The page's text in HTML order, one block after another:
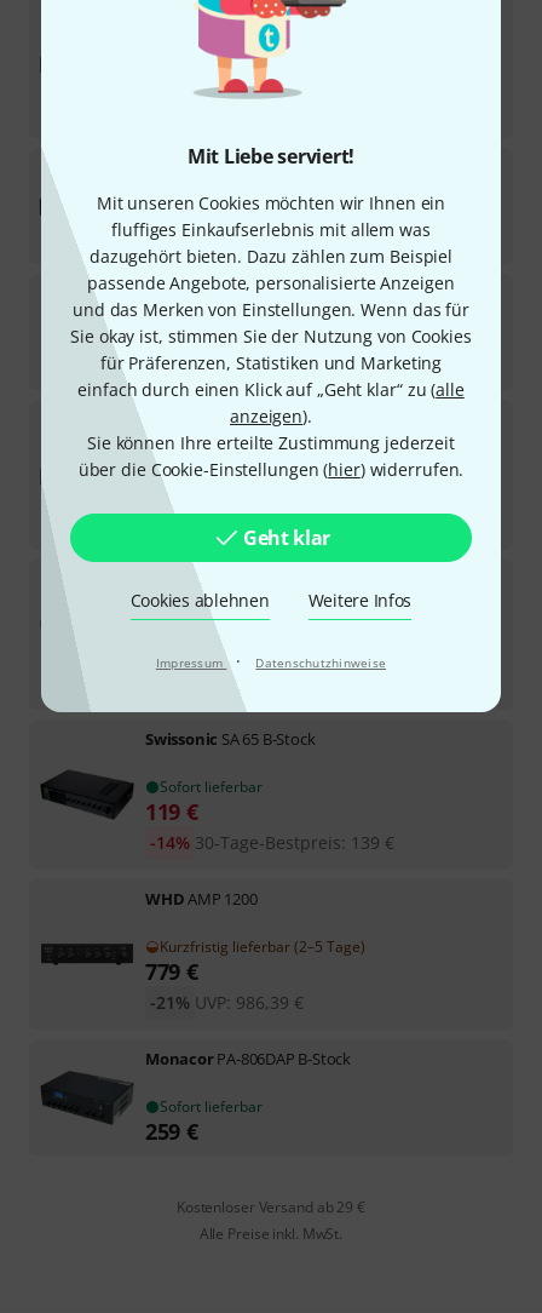
Mit Liebe serviert!
Mit unseren Cookies möchten wir Ihnen ein
fluffiges Einkaufserlebnis mit allem was
dazugehört bieten. Dazu zählen zum Beispiel
passende Angebote, personalisierte Anzeigen
und das Merken von Einstellungen. Wenn das für
Sie okay ist, stimmen Sie der Nutzung von Cookies
für Präferenzen, Statistiken und Marketing
einfach durch einen Klick auf „Geht klar“ zu (alle
anzeigen).
Sie können Ihre erteilte Zustimmung jederzeit
über die Cookie-Einstellungen (hier) widerrufen.
Geht klar
Cookies ablehnen Weitere Infos
Impressum · Datenschutzhinweise
MonacorPA-M412
Sofort lieferbar
LAB GruppenCMA1201
Sofort lieferbar
359 €
DAP-AudioZA-9250VDAB B-Stock
Sofort lieferbar
535€
PA-M224
Sofort lieferbar
798
Monacor
Sofort lieferbar
299
30-Tage-Bestpreis
Swissonic SA 65 B-Stock
Sofort lieferbar
119 €
30-Tage-Bestpreis: 139 €
-14%
WHDAMP 1200
Kurzfristig lieferbar (2–5 Tage)
779 €
UVP: 986,39 €
-21%
MonacorPA-806DAP B-Stock
Sofort lieferbar
259 €
Kostenloser Versand ab 29 €
Alle Preise inkl. MwSt.